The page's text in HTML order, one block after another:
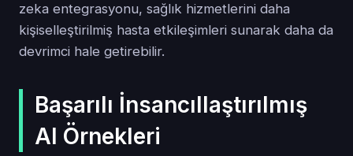
zeka entegrasyonu, sağlık hizmetlerini daha
kişiselleştirilmiş hasta etkileşimleri sunarak daha da
devrimci hale getirebilir.
Başarılı İnsancıllaştırılmış
AI Örnekleri